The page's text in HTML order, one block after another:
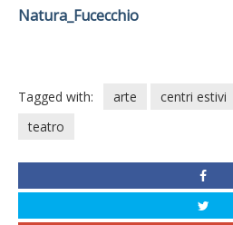
Natura_Fucecchio
Tagged with: arte centri estivi
teatro